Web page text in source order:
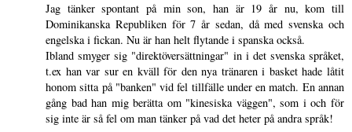
Jag tänker spontant på min son, han är 19 år nu, kom till
Dominikanska Republiken för 7 år sedan, då med svenska och
engelska i fickan. Nu är han helt flytande i spanska också.
Ibland smyger sig "direktöversättningar" in i det svenska språket,
t.ex han var sur en kväll för den nya tränaren i basket hade låtit
honom sitta på "banken" vid fel tillfälle under en match. En annan
gång bad han mig berätta om "kinesiska väggen", som i och för
sig inte är så fel om man tänker på vad det heter på andra språk!